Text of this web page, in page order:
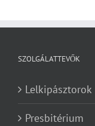
SZOLGÁLATTEVŐK
Lelkipásztorok
Presbitérium